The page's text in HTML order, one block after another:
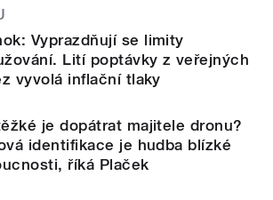
Vyprazdňují se limity
Lití poptávky z veřejných
vyvolá inflační tlaky
je dopátrat majitele dronu?
identifikace je hudba blízké
říká Plaček